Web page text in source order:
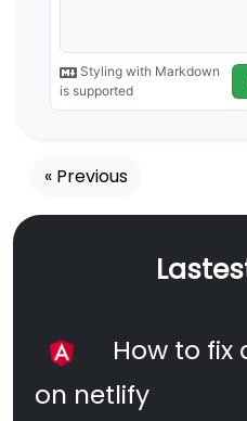
« Previous
How to
on netlify